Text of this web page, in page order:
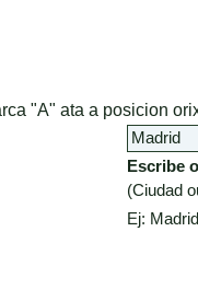
"A" ata a posicion
Escribe
(Ciudad
Ej: